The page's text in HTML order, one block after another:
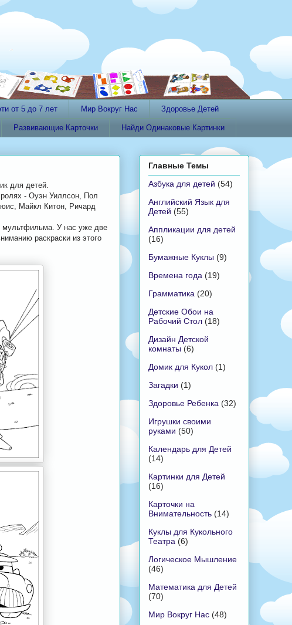
от 5 до 7 лет Мир Вокруг Нас Здоровье Детей
Развивающие Карточки Найди Одинаковые Картинки
для детей.
- Оуэн Уиллсон, Пол
Майкл Китон, Ричард
мультфильма. У нас уже две
раскраски из этого
Главные Темы
Азбука для детей (54)
Английский Язык для
Детей (55)
Аппликации для детей
(16)
Бумажные Куклы (9)
Времена года (19)
Грамматика (20)
Детские Обои на
Рабочий Стол (18)
Дизайн Детской
комнаты (6)
Домик для Кукол (1)
Загадки (1)
Здоровье Ребенка (32)
Игрушки своими
руками (50)
Календарь для Детей
(14)
Картинки для Детей
(16)
Карточки на
Внимательность (14)
Куклы для Кукольного
Театра (6)
Логическое Мышление
(46)
Математика для Детей
(70)
Мир Вокруг Нас (48)